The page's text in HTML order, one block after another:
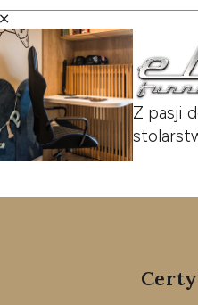
Z pasji